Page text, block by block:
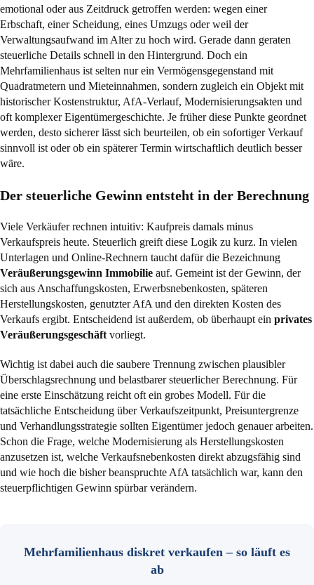
emotional oder aus Zeitdruck getroffen werden: wegen einer
Erbschaft, einer Scheidung, eines Umzugs oder weil der
Verwaltungsaufwand im Alter zu hoch wird. Gerade dann geraten
steuerliche Details schnell in den Hintergrund. Doch ein
Mehrfamilienhaus ist selten nur ein Vermögensgegenstand mit
Quadratmetern und Mieteinnahmen, sondern zugleich ein Objekt mit
historischer Kostenstruktur, AfA-Verlauf, Modernisierungsakten und
oft komplexer Eigentümergeschichte. Je früher diese Punkte geordnet
werden, desto sicherer lässt sich beurteilen, ob ein sofortiger Verkauf
sinnvoll ist oder ob ein späterer Termin wirtschaftlich deutlich besser
wäre.
Der steuerliche Gewinn entsteht in der Berechnung
Viele Verkäufer rechnen intuitiv: Kaufpreis damals minus
Verkaufspreis heute. Steuerlich greift diese Logik zu kurz. In vielen
Unterlagen und Online-Rechnern taucht dafür die Bezeichnung
Veräußerungsgewinn Immobilie auf. Gemeint ist der Gewinn, der
sich aus Anschaffungskosten, Erwerbsnebenkosten, späteren
Herstellungskosten, genutzter AfA und den direkten Kosten des
Verkaufs ergibt. Entscheidend ist außerdem, ob überhaupt ein privates
Veräußerungsgeschäft vorliegt.
Wichtig ist dabei auch die saubere Trennung zwischen plausibler
Überschlagsrechnung und belastbarer steuerlicher Berechnung. Für
eine erste Einschätzung reicht oft ein grobes Modell. Für die
tatsächliche Entscheidung über Verkaufszeitpunkt, Preisuntergrenze
und Verhandlungsstrategie sollten Eigentümer jedoch genauer arbeiten.
Schon die Frage, welche Modernisierung als Herstellungskosten
anzusetzen ist, welche Verkaufsnebenkosten direkt abzugsfähig sind
und wie hoch die bisher beanspruchte AfA tatsächlich war, kann den
steuerpflichtigen Gewinn spürbar verändern.
Mehrfamilienhaus diskret verkaufen – so läuft es
ab